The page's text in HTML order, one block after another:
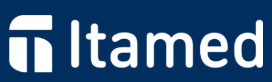
HOSPITAL EM FOZ DO IGUAÇU